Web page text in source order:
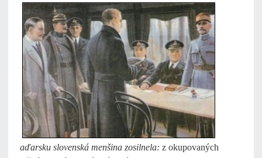
aďarsku slovenská menšina zosilnela: z okupovaných